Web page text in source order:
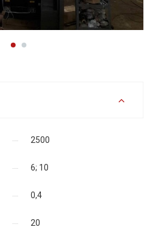
2500
6; 10
0,4
20